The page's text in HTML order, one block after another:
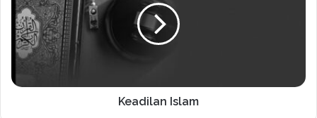
Keadilan Islam